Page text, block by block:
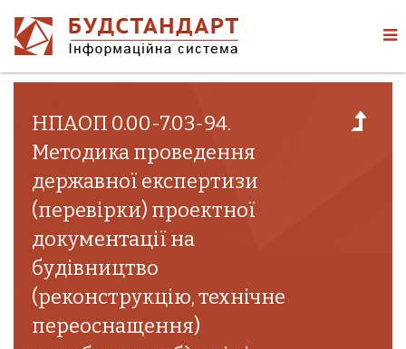
НПАОП 0.00-7.03-94.
Методика проведення
державної експертизи
(перевірки) проектної
документації на
будівництво
(реконструкцію, технічне
переоснащення)